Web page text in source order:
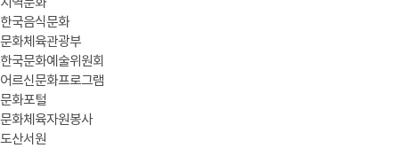
한국음식문화
문화체육관광부
한국문화예술위원회
어르신문화프로그램
문화포털
문화체육자원봉사
도산서원